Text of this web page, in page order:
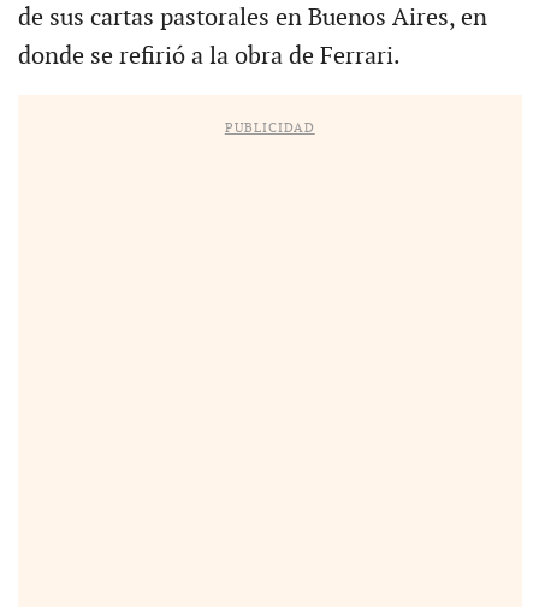
de sus cartas pastorales en Buenos Aires, en
donde se refirió a la obra de Ferrari.
PUBLICIDAD